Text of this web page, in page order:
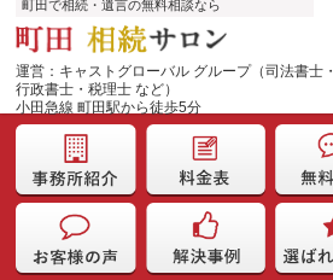
町田で相続・遺言の無料相談なら
運営：キャストグローバル グループ（司法書士・
行政書士・税理士 など）
小田急線 町田駅から徒歩5分